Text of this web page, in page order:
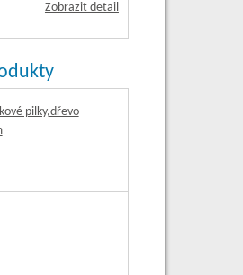
Zobrazit detail
pilky,dřevo